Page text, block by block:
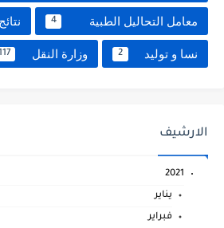
معامل التحاليل الطبية 4
نسا و توليد 2 وزارة النقل
الارشيف
2021
يناير
فبراير